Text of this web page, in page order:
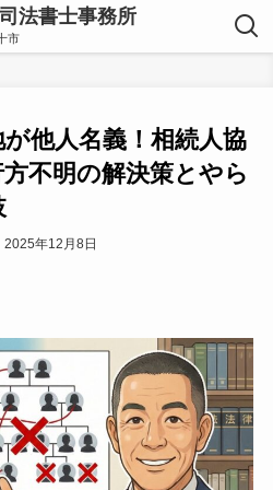
他人名義！相続人協
不明の解決策とやら
2025年12月8日